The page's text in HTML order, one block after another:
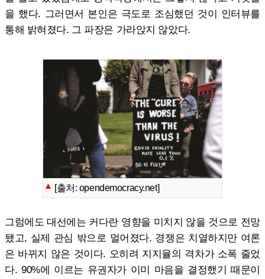
을 했다. 그러면서 본인은 극도로 조심했던 것이 인터뷰를
통해 밝혀졌다. 그 파장은 가라앉지 않았다.
[출처: opendemocracy.net]
그럼에도 대선에는 커다란 영향을 미치지 않을 것으로 전망
됐고, 실제 관심 밖으로 멀어졌다. 경쟁은 치열하지만 여론
은 바뀌지 않은 것이다. 오히려 지지율의 격차가 소폭 줄었
다. 90%에 이르는 유권자가 이미 마음을 결정했기 때문이